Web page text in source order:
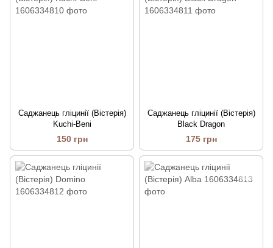
Саджанець гліцинії (Вістерія)
Kuchi-Beni
150 грн
Саджанець гліцинії (Вістерія)
Black Dragon
175 грн